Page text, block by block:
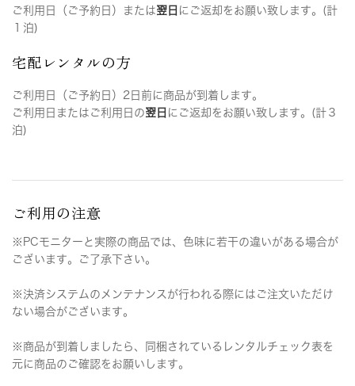
ご利用日（ご予約日）または翌日 にご返却をお願い致します。(計
１泊)
宅配レンタルの方
ご利用日（ご予約日）2日前に商品が到着します。
ご利用日またはご利用日の翌日 にご返却をお願い致します。(計３
泊)
ご利用の注意
※PCモニターと実際の商品では、色味に若干の違いがある場合が
ございます。ご了承下さい。
※決済システムのメンテナンスが行われる際にはご注文いただけ
ない場合がございます。
※商品が到着しましたら、同梱されているレンタルチェック表を
元に商品のご確認をお願いします。